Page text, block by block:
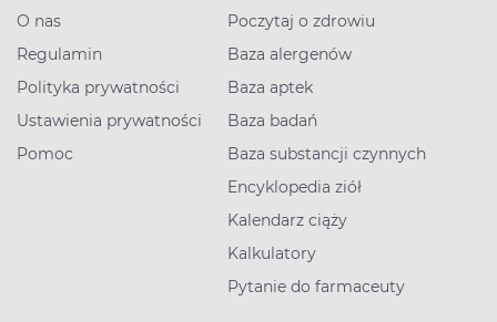
O nas
Regulamin
Polityka prywatności
Ustawienia prywatności
Pomoc
Poczytaj o zdrowiu
Baza alergenów
Baza aptek
Baza badań
Baza substancji czynnych
Encyklopedia ziół
Kalendarz ciąży
Kalkulatory
Pytanie do farmaceuty